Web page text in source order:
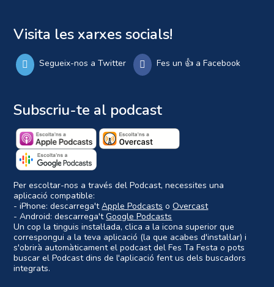
Visita les xarxes socials!
Segueix-nos a Twitter Fes un 👍 a Facebook
Subscriu-te al podcast
Per escoltar-nos a través del Podcast, necessites una
aplicació compatible:
- iPhone: descarrega'tApple Podcasts oOvercast
- Android: descarrega'tGoogle Podcasts
Un cop la tinguis instal·lada, clica a la icona superior que
correspongui a la teva aplicació (la que acabes d'instal·lar) i
s'obrirà automàticament el podcast del Fes Ta Festa o pots
buscar el Podcast dins de l'aplicació fent us dels buscadors
integrats.